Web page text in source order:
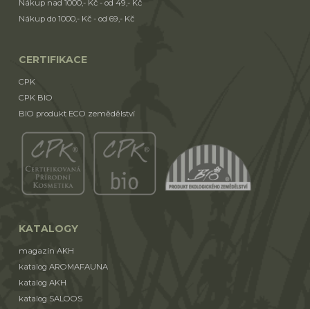
Nákup nad 1000,- Kč - od 49,- Kč
Nákup do 1000,- Kč - od 69,- Kč
CERTIFIKACE
CPK
CPK BIO
BIO produkt ECO zemědělství
KATALOGY
magazín AKH
katalog AROMAFAUNA
katalog AKH
katalog SALOOS